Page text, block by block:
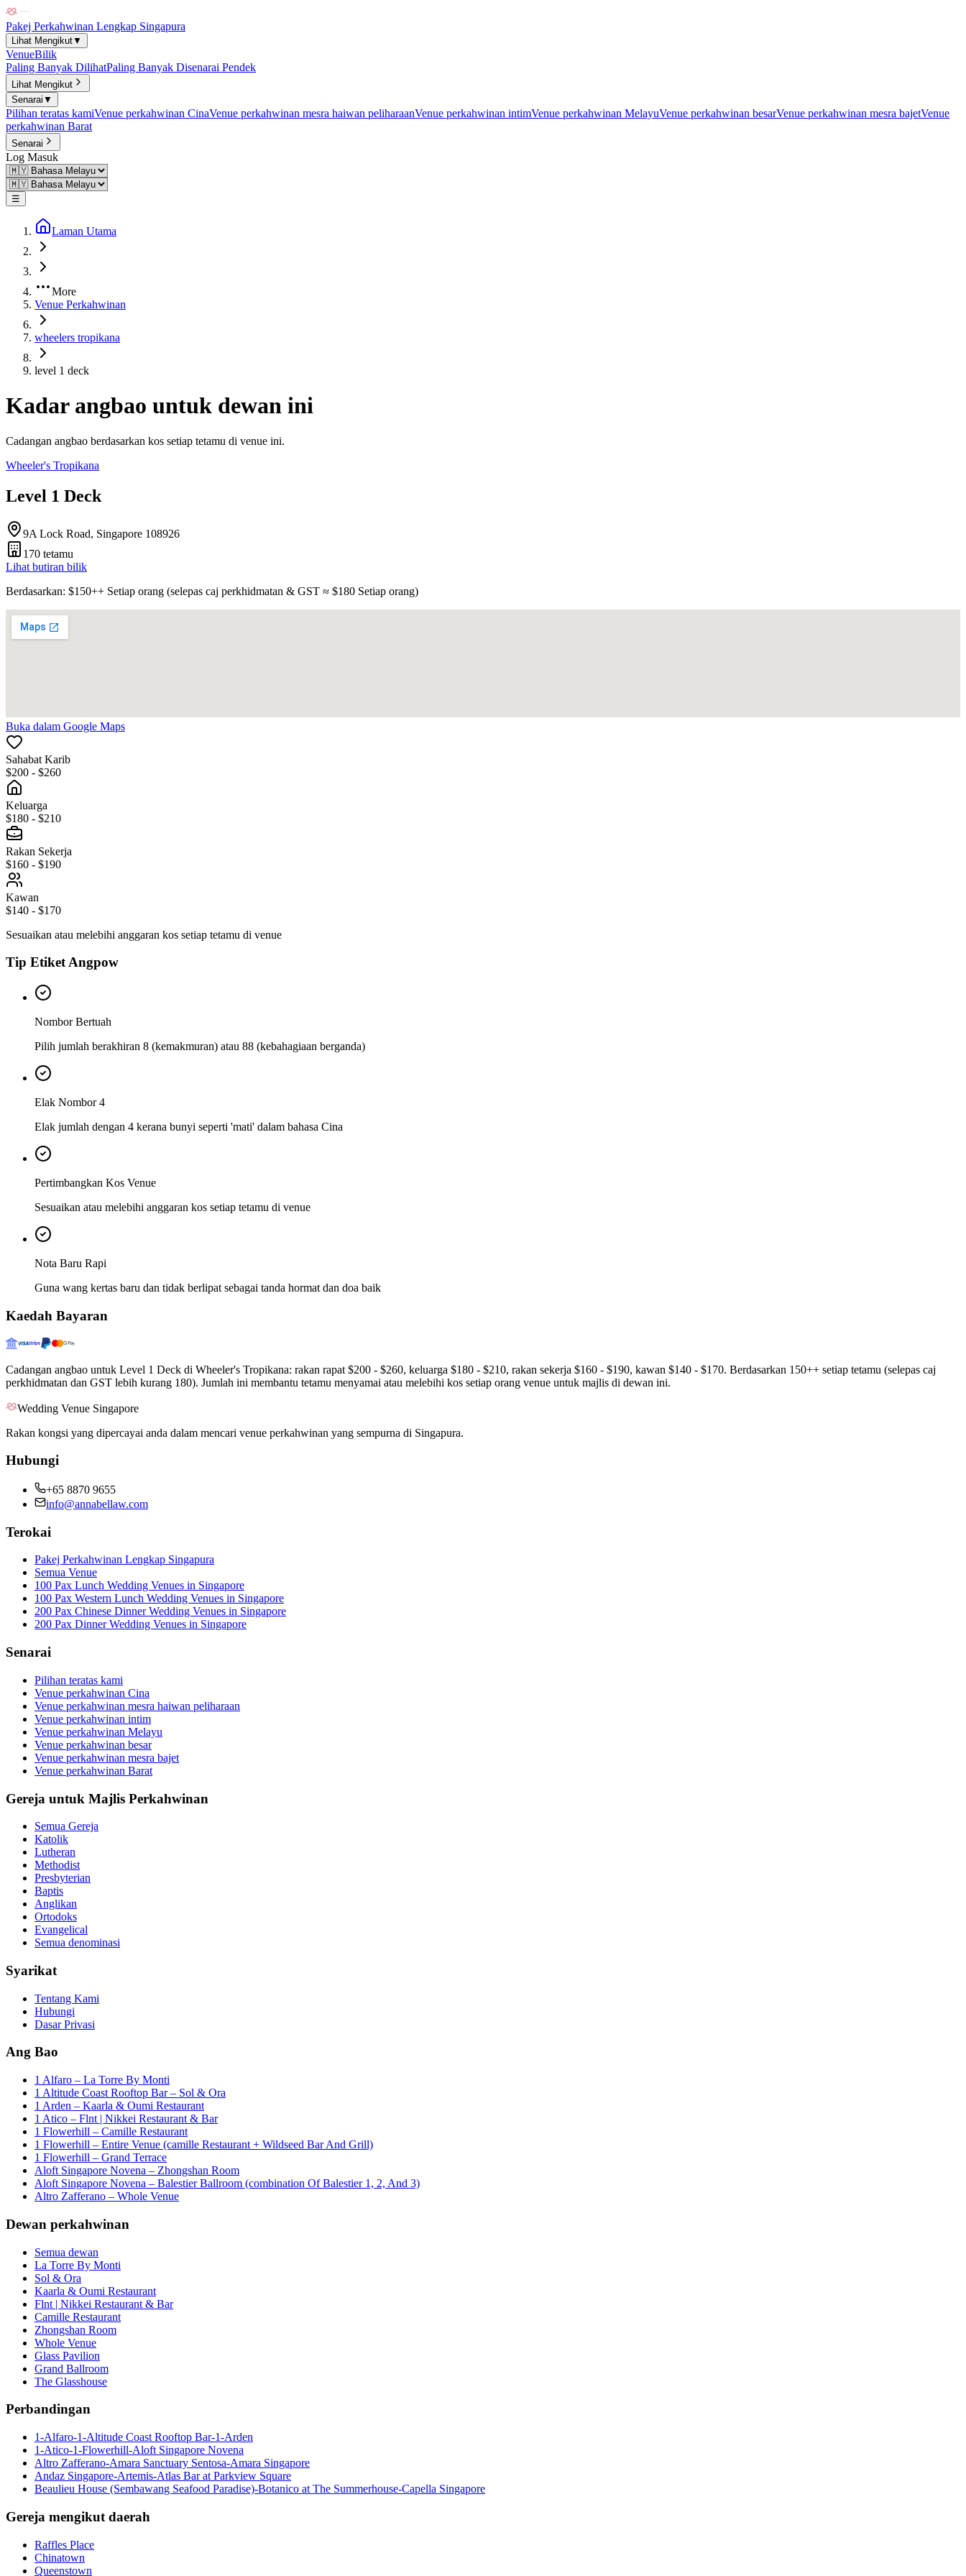
Pakej Perkahwinan Lengkap Singapura
Lihat Mengikut▼
VenueBilik
Paling Banyak DilihatPaling Banyak Disenarai Pendek
Lihat Mengikut
Senarai ▼
Pilihan teratas kamiVenue perkahwinan CinaVenue perkahwinan mesra haiwan peliharaanVenue perkahwinan intimVenue perkahwinan MelayuVenue perkahwinan besarVenue perkahwinan mesra bajetVenue
perkahwinan Barat
Senarai
Log Masuk
☰
Laman Utama
More
Venue Perkahwinan
wheelers tropikana
level 1 deck
Kadar angbao untuk dewan ini
Cadangan angbao berdasarkan kos setiap tetamu di venue ini.
Wheeler's Tropikana
Level 1 Deck
9A Lock Road, Singapore 108926
170 tetamu
Lihat butiran bilik
Berdasarkan: $150++ Setiap orang (selepas caj perkhidmatan & GST ≈ $180 Setiap orang)
Buka dalam Google Maps
Sahabat Karib
$200 - $260
Keluarga
$180 - $210
Rakan Sekerja
$160 - $190
Kawan
$140 - $170
Sesuaikan atau melebihi anggaran kos setiap tetamu di venue
Tip Etiket Angpow
Nombor Bertuah
Pilih jumlah berakhiran 8 (kemakmuran) atau 88 (kebahagiaan berganda)
Elak Nombor 4
Elak jumlah dengan 4 kerana bunyi seperti 'mati' dalam bahasa Cina
Pertimbangkan Kos Venue
Sesuaikan atau melebihi anggaran kos setiap tetamu di venue
Nota Baru Rapi
Guna wang kertas baru dan tidak berlipat sebagai tanda hormat dan doa baik
Kaedah Bayaran
Cadangan angbao untuk Level 1 Deck di Wheeler's Tropikana: rakan rapat $200 - $260, keluarga $180 - $210, rakan sekerja $160 - $190, kawan $140 - $170. Berdasarkan 150++ setiap tetamu (selepas caj
perkhidmatan dan GST lebih kurang 180). Jumlah ini membantu tetamu menyamai atau melebihi kos setiap orang venue untuk majlis di dewan ini.
Wedding Venue Singapore
Rakan kongsi yang dipercayai anda dalam mencari venue perkahwinan yang sempurna di Singapura.
Hubungi
+65 8870 9655
info@annabellaw.com
Terokai
Pakej Perkahwinan Lengkap Singapura
Semua Venue
100 Pax Lunch Wedding Venues in Singapore
100 Pax Western Lunch Wedding Venues in Singapore
200 Pax Chinese Dinner Wedding Venues in Singapore
200 Pax Dinner Wedding Venues in Singapore
Senarai
Pilihan teratas kami
Venue perkahwinan Cina
Venue perkahwinan mesra haiwan peliharaan
Venue perkahwinan intim
Venue perkahwinan Melayu
Venue perkahwinan besar
Venue perkahwinan mesra bajet
Venue perkahwinan Barat
Gereja untuk Majlis Perkahwinan
Semua Gereja
Katolik
Lutheran
Methodist
Presbyterian
Baptis
Anglikan
Ortodoks
Evangelical
Semua denominasi
Syarikat
Tentang Kami
Hubungi
Dasar Privasi
Ang Bao
1 Alfaro – La Torre By Monti
1 Altitude Coast Rooftop Bar – Sol & Ora
1 Arden – Kaarla & Oumi Restaurant
1 Atico – Flnt | Nikkei Restaurant & Bar
1 Flowerhill – Camille Restaurant
1 Flowerhill – Entire Venue (camille Restaurant + Wildseed Bar And Grill)
1 Flowerhill – Grand Terrace
Aloft Singapore Novena – Zhongshan Room
Aloft Singapore Novena – Balestier Ballroom (combination Of Balestier 1, 2, And 3)
Altro Zafferano – Whole Venue
Dewan perkahwinan
Semua dewan
La Torre By Monti
Sol & Ora
Kaarla & Oumi Restaurant
Flnt | Nikkei Restaurant & Bar
Camille Restaurant
Zhongshan Room
Whole Venue
Glass Pavilion
Grand Ballroom
The Glasshouse
Perbandingan
1-Alfaro-1-Altitude Coast Rooftop Bar-1-Arden
1-Atico-1-Flowerhill-Aloft Singapore Novena
Altro Zafferano-Amara Sanctuary Sentosa-Amara Singapore
Andaz Singapore-Artemis-Atlas Bar at Parkview Square
Beaulieu House (Sembawang Seafood Paradise)-Botanico at The Summerhouse-Capella Singapore
Gereja mengikut daerah
Raffles Place
Chinatown
Queenstown